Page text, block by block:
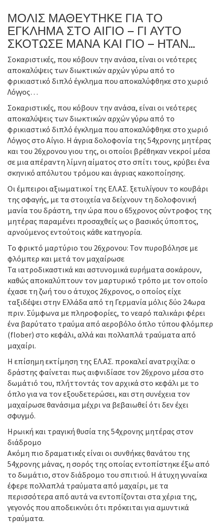
ΜΟΛΙΣ ΜΑΘΕΥΤΗΚΕ ΓΙΑ ΤΟ
ΕΓΚΛΗΜΑ ΣΤΟ ΑΙΓΙΟ – ΓΙ ΑΥΤΟ
ΣΚΟΤΩΣΕ ΜΑΝΑ ΚΑΙ ΓΙΟ – ΗΤΑΝ…
Σοκαριστικές, που κόβουν την ανάσα, είναι οι νεότερες
αποκαλύψεις των διωκτικών αρχών γύρω από το
φρικιαστικό διπλό έγκλημα που αποκαλύφθηκε στο χωριό
Λόγγος…
Σοκαριστικές, που κόβουν την ανάσα, είναι οι νεότερες
αποκαλύψεις των διωκτικών αρχών γύρω από το
φρικιαστικό διπλό έγκλημα που αποκαλύφθηκε στο χωριό
Λόγγος στο Αίγιο. Η άγρια δολοφονία της 54χρονης μητέρας
και του 26χρονου γιου της, οι οποίοι βρέθηκαν νεκροί μέσα
σε μια απέραντη λίμνη αίματος στο σπίτι τους, κρύβει ένα
σκηνικό απόλυτου τρόμου και άγριας κακοποίησης.
Οι έμπειροι αξιωματικοί της ΕΛ.ΑΣ. ξετυλίγουν το κουβάρι
της σφαγής, με τα στοιχεία να δείχνουν τη δολοφονική
μανία του δράστη, την ώρα που ο 65χρονος σύντροφος της
μητέρας παραμένει προσαχθείς ως ο βασικός ύποπτος,
αρνούμενος εντούτοις κάθε κατηγορία.
Το φρικτό μαρτύριο του 26χρονου: Τον πυροβόλησε με
φλόμπερ και μετά τον μαχαίρωσε
Τα ιατροδικαστικά και αστυνομικά ευρήματα σοκάρουν,
καθώς αποκαλύπτουν τον μαρτυρικό τρόπο με τον οποίο
έχασε τη ζωή του ο άτυχος 26χρονος, ο οποίος είχε
ταξιδέψει στην Ελλάδα από τη Γερμανία μόλις δύο 24ωρα
πριν. Σύμφωνα με πληροφορίες, το νεαρό παλικάρι φέρει
ένα βαρύτατο τραύμα από αεροβόλο όπλο τύπου φλόμπερ
(flober) στο κεφάλι, αλλά και πολλαπλά τραύματα από
μαχαίρι.
Η επίσημη εκτίμηση της ΕΛ.ΑΣ. προκαλεί ανατριχίλα: ο
δράστης φαίνεται πως αιφνιδίασε τον 26χρονο μέσα στο
δωμάτιό του, πλήττοντάς τον αρχικά στο κεφάλι με το
όπλο για να τον εξουδετερώσει, και στη συνέχεια τον
μαχαίρωσε θανάσιμα μέχρι να βεβαιωθεί ότι δεν έχει
σφυγμό.
Ηρωική και τραγική θυσία της 54χρονης μητέρας στον
διάδρομο
Ακόμη πιο δραματικές είναι οι συνθήκες θανάτου της
54χρονης μάνας, η σορός της οποίας εντοπίστηκε έξω από
το δωμάτιο, στον διάδρομο του σπιτιού. Η άτυχη γυναίκα
έφερε πολλαπλά τραύματα από μαχαίρι, με τα
περισσότερα από αυτά να εντοπίζονται στα χέρια της,
γεγονός που αποδεικνύει ότι πρόκειται για αμυντικά
τραύματα.